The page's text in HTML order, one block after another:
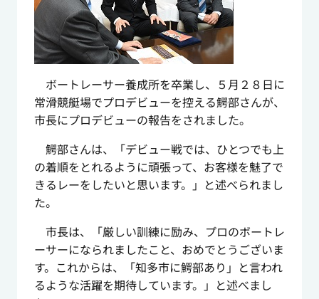
ボートレーサー養成所を卒業し、５月２８日に
常滑競艇場でプロデビューを控える鰐部さんが、
市長にプロデビューの報告をされました。
鰐部さんは、「デビュー戦では、ひとつでも上
の着順をとれるように頑張って、お客様を魅了で
きるレーをしたいと思います。」と述べられまし
た。
市長は、「厳しい訓練に励み、プロのボートレ
ーサーになられましたこと、おめでとうございま
す。これからは、「知多市に鰐部あり」と言われ
るような活躍を期待しています。」と述べまし